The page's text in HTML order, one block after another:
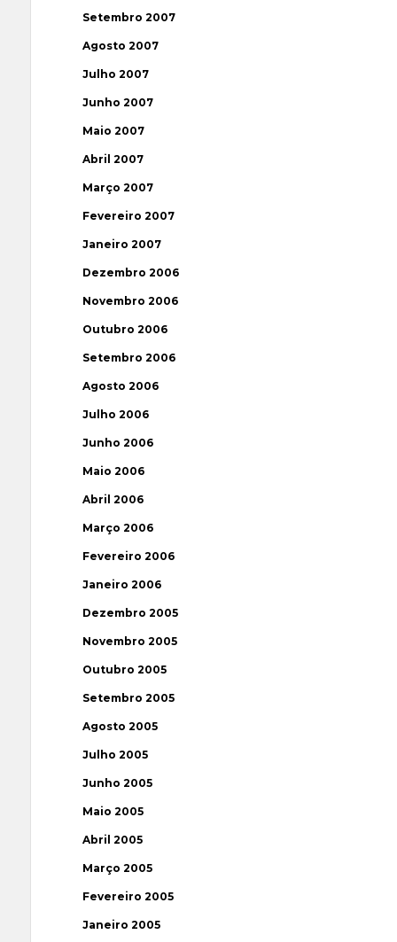
Setembro 2007
Agosto 2007
Julho 2007
Junho 2007
Maio 2007
Abril 2007
Março 2007
Fevereiro 2007
Janeiro 2007
Dezembro 2006
Novembro 2006
Outubro 2006
Setembro 2006
Agosto 2006
Julho 2006
Junho 2006
Maio 2006
Abril 2006
Março 2006
Fevereiro 2006
Janeiro 2006
Dezembro 2005
Novembro 2005
Outubro 2005
Setembro 2005
Agosto 2005
Julho 2005
Junho 2005
Maio 2005
Abril 2005
Março 2005
Fevereiro 2005
Janeiro 2005